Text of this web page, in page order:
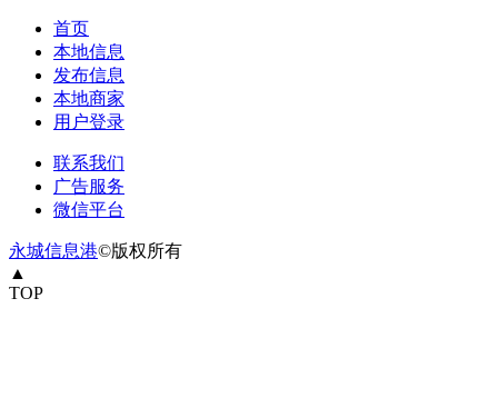
首页
本地信息
发布信息
本地商家
用户登录
联系我们
广告服务
微信平台
永城信息港©版权所有
▲
TOP